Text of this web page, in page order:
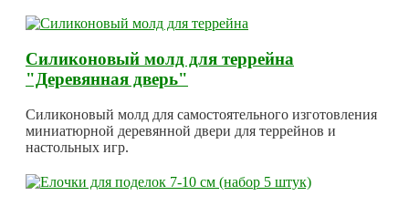
Силиконовый молд для террейна
"Деревянная дверь"
Силиконовый молд для самостоятельного изготовления
миниатюрной деревянной двери для террейнов и
настольных игр.